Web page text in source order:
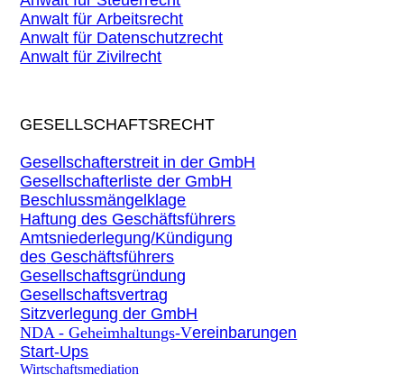
Anwalt für Arbeitsrecht
Anwalt für Datenschutzrecht
Anwalt für Zivilrecht
GESELLSCHAFTSRECHT
Gesellschafterstreit in der GmbH
Gesellschafterliste der GmbH
Beschlussmängelklage
Haftung des Geschäftsführers
Amtsniederlegung/Kündigung
des Geschäftsführers
Gesellschaftsgründung
Gesellschaftsvertrag
Sitzverlegung der GmbH
NDA - Geheimhaltungs-Vereinbarungen
Start-Ups
Wirtschaftsmediation